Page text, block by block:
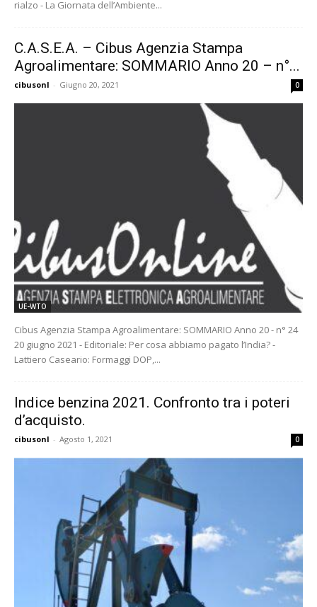
rialzo - La Giornata dell’Ambiente...
C.A.S.E.A. – Cibus Agenzia Stampa
Agroalimentare: SOMMARIO Anno 20 – n°...
cibusonl - Giugno 20, 2021 0
UE-WTO
Cibus Agenzia Stampa Agroalimentare: SOMMARIO Anno 20 - n° 24
20 giugno 2021 - Editoriale: Per cosa abbiamo pagato l’India? -
Lattiero Caseario: Formaggi DOP,...
Indice benzina 2021. Confronto tra i poteri
d’acquisto.
cibusonl - Agosto 1, 2021 0